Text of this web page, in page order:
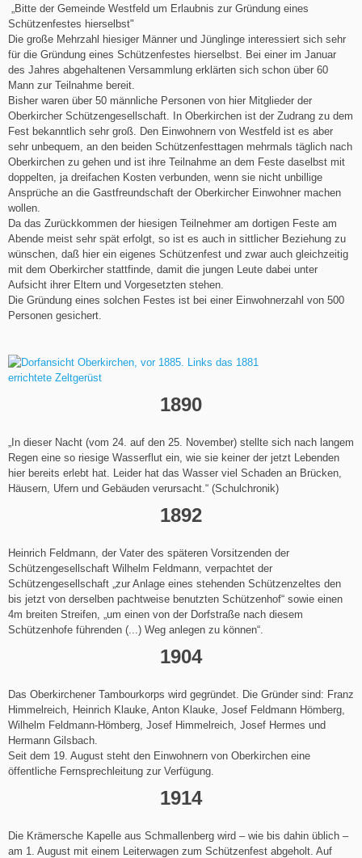
„Bitte der Gemeinde Westfeld um Erlaubnis zur Gründung eines
Schützenfestes hierselbst"
Die große Mehrzahl hiesiger Männer und Jünglinge interessiert sich sehr
für die Gründung eines Schützenfestes hierselbst. Bei einer im Januar
des Jahres abgehaltenen Versammlung erklärten sich schon über 60
Mann zur Teilnahme bereit.
Bisher waren über 50 männliche Personen von hier Mitglieder der
Oberkircher Schützengesellschaft. In Oberkirchen ist der Zudrang zu dem
Fest bekanntlich sehr groß. Den Einwohnern von Westfeld ist es aber
sehr unbequem, an den beiden Schützenfesttagen mehrmals täglich nach
Oberkirchen zu gehen und ist ihre Teilnahme an dem Feste daselbst mit
doppelten, ja dreifachen Kosten verbunden, wenn sie nicht unbillige
Ansprüche an die Gastfreundschaft der Oberkircher Einwohner machen
wollen.
Da das Zurückkommen der hiesigen Teilnehmer am dortigen Feste am
Abende meist sehr spät erfolgt, so ist es auch in sittlicher Beziehung zu
wünschen, daß hier ein eigenes Schützenfest und zwar auch gleichzeitig
mit dem Oberkircher stattfinde, damit die jungen Leute dabei unter
Aufsicht ihrer Eltern und Vorgesetzten stehen.
Die Gründung eines solchen Festes ist bei einer Einwohnerzahl von 500
Personen gesichert.
1890
„In dieser Nacht (vom 24. auf den 25. November) stellte sich nach langem
Regen eine so riesige Wasserflut ein, wie sie keiner der jetzt Lebenden
hier bereits erlebt hat. Leider hat das Wasser viel Schaden an Brücken,
Häusern, Ufern und Gebäuden verursacht.“ (Schulchronik)
1892
Heinrich Feldmann, der Vater des späteren Vorsitzenden der
Schützengesellschaft Wilhelm Feldmann, verpachtet der
Schützengesellschaft „zur Anlage eines stehenden Schützenzeltes den
bis jetzt von derselben pachtweise benutzten Schützenhof“ sowie einen
4m breiten Streifen, „um einen von der Dorfstraße nach diesem
Schützenhofe führenden (...) Weg anlegen zu können“.
1904
Das Oberkirchener Tambourkorps wird gegründet. Die Gründer sind: Franz
Himmelreich, Heinrich Klauke, Anton Klauke, Josef Feldmann Hömberg,
Wilhelm Feldmann-Hömberg, Josef Himmelreich, Josef Hermes und
Hermann Gilsbach.
Seit dem 19. August steht den Einwohnern von Oberkirchen eine
öffentliche Fernsprechleitung zur Verfügung.
1914
Die Krämersche Kapelle aus Schmallenberg wird – wie bis dahin üblich –
am 1. August mit einem Leiterwagen zum Schützenfest abgeholt. Auf